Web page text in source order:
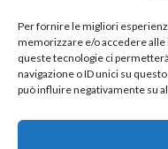
Per fornire le migliori
memorizzare e/o accedere
queste tecnologie ci
navigazione o ID unici su
può influire negativamente su
di
emozioni